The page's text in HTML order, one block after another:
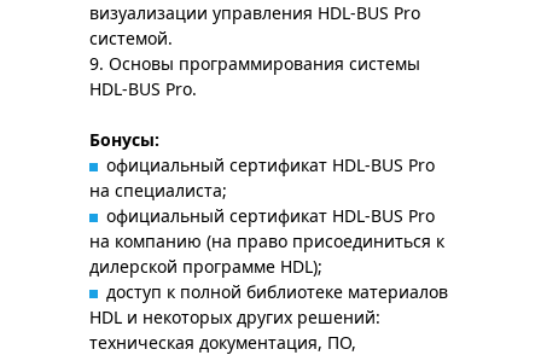
визуализации управления HDL-BUS Pro
системой.
9. Основы программирования системы
HDL-BUS Pro.
Бонусы:
официальный сертификат HDL-BUS Pro
на специалиста;
официальный сертификат HDL-BUS Pro
на компанию (на право присоединиться к
дилерской программе HDL);
доступ к полной библиотеке материалов
HDL и некоторых других решений:
техническая документация, ПО,